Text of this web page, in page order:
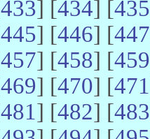
433] [434] [435
445] [446] [447
457] [458] [459
469] [470] [471
481] [482] [483